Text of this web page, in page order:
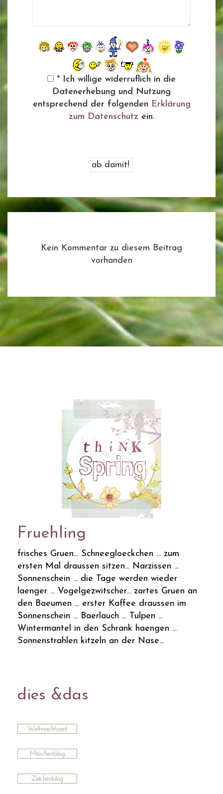
* Ich willige widerruflich in die
Datenerhebung und Nutzung
entsprechend der folgenden Erklärung
zum Datenschutz ein.
Kein Kommentar zu diesem Beitrag
vorhanden
Fruehling
frisches Gruen... Schneegloeckchen ... zum
ersten Mal draussen sitzen... Narzissen ...
Sonnenschein ... die Tage werden wieder
laenger ... Vogelgezwitscher... zartes Gruen an
den Baeumen ... erster Kaffee draussen im
Sonnenschein ... Baerlauch ... Tulpen ...
Wintermantel in den Schrank haengen ...
Sonnenstrahlen kitzeln an der Nase...
dies &das